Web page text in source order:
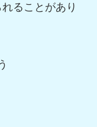
ることがあり